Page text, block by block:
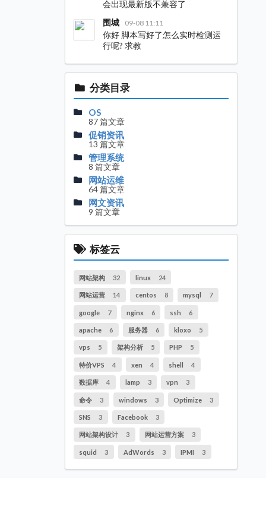
会出现最新版不兼容了
围城
09-08 11:11
你好 脚本写好了怎么实时检测运
行呢? 求教
分类目录
OS
87 篇文章
促销资讯
13 篇文章
管理系统
8 篇文章
网站运维
64 篇文章
网文资讯
9 篇文章
标签云
网站架构 32 linux 24
网站运营 14 centos 8 mysql 7
google 7 nginx 6 ssh 6
apache 6 服务器 6 kloxo 5
vps 5 架构分析 5 PHP 5
特价VPS 4 xen 4 shell 4
数据库 4 lamp 3 vpn 3
命令 3 windows 3 Optimize 3
SNS 3 Facebook 3
网站架构设计 3 网站运营方案 3
squid 3 AdWords 3 IPMI 3